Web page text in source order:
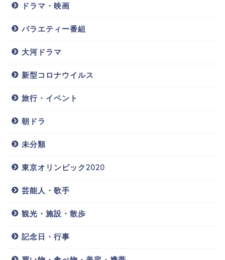
ドラマ・映画
バラエティー番組
大河ドラマ
新型コロナウイルス
旅行・イベント
朝ドラ
未分類
東京オリンピック2020
芸能人・歌手
観光・施設・散歩
記念日・行事